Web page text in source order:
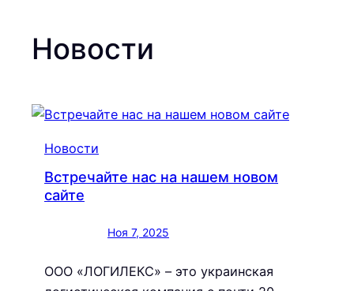
Новости
Новости
Встречайте нас на нашем новом
сайте
Ноя 7, 2025
ООО «ЛОГИЛЕКС» – это украинская